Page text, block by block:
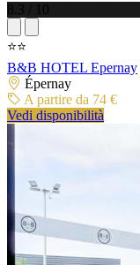
8.3 / 10
⭐⭐
B&B HOTEL Epernay
Épernay
A partire da 74 €
Vedi disponibilità